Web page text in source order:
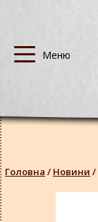
Головна / Новини /